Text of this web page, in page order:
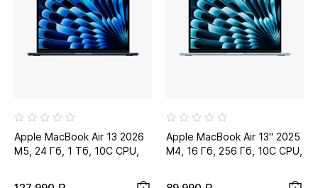
Apple MacBook Air 13 2026
M5, 24 Гб, 1 Тб, 10C CPU,
Apple MacBook Air 13" 2025
M4, 16 Гб, 256 Гб, 10C CPU,